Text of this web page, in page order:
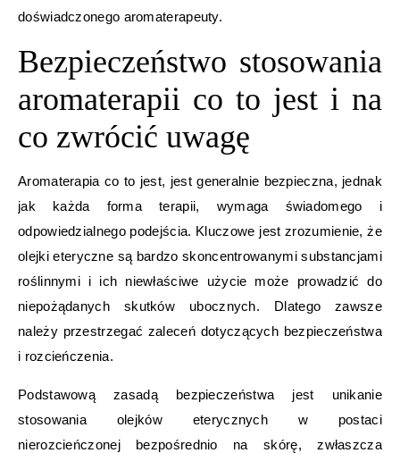
doświadczonego aromaterapeuty.
Bezpieczeństwo stosowania
aromaterapii co to jest i na
co zwrócić uwagę
Aromaterapia co to jest, jest generalnie bezpieczna, jednak
jak każda forma terapii, wymaga świadomego i
odpowiedzialnego podejścia. Kluczowe jest zrozumienie, że
olejki eteryczne są bardzo skoncentrowanymi substancjami
roślinnymi i ich niewłaściwe użycie może prowadzić do
niepożądanych skutków ubocznych. Dlatego zawsze
należy przestrzegać zaleceń dotyczących bezpieczeństwa
i rozcieńczenia.
Podstawową zasadą bezpieczeństwa jest unikanie
stosowania olejków eterycznych w postaci
nierozcieńczonej bezpośrednio na skórę, zwłaszcza